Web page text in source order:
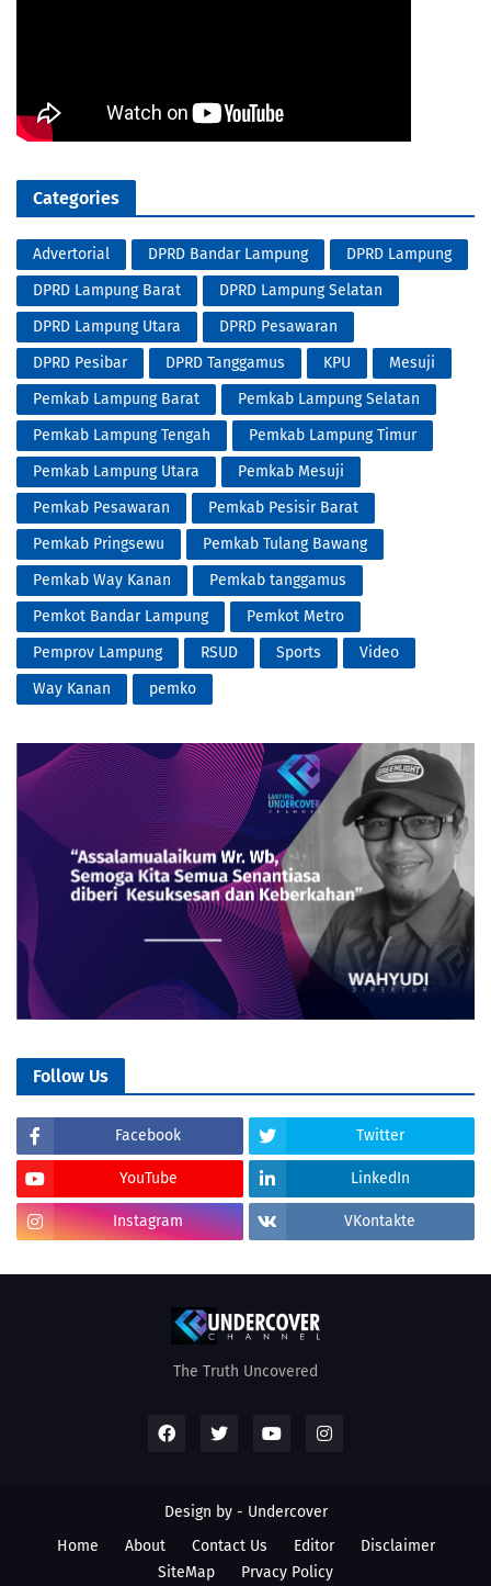
Categories
Advertorial DPRD Bandar Lampung
DPRD Lampung
DPRD Lampung Barat
DPRD Lampung Selatan
DPRD Lampung Utara
DPRD Pesawaran
DPRD Pesibar
DPRD Tanggamus KPU
Mesuji
Pemkab Lampung Barat
Pemkab Lampung Selatan
Pemkab Lampung Tengah
Pemkab Lampung Timur
Pemkab Lampung Utara
Pemkab Mesuji
Pemkab Pesawaran
Pemkab Pesisir Barat
Pemkab Pringsewu
Pemkab Tulang Bawang
Pemkab Way Kanan
Pemkab tanggamus
Pemkot Bandar Lampung
Pemkot Metro
Pemprov Lampung
RSUD Sports
Video
Way Kanan
pemko
Follow Us
Facebook Twitter
YouTube LinkedIn
Instagram VKontakte
The Truth Uncovered
Design by - Undercover
Home
About Contact Us Editor
Disclaimer
SiteMap
Prvacy Policy